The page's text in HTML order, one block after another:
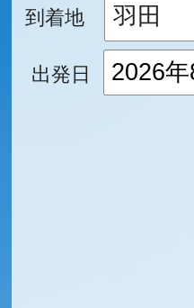
到着地
出発日